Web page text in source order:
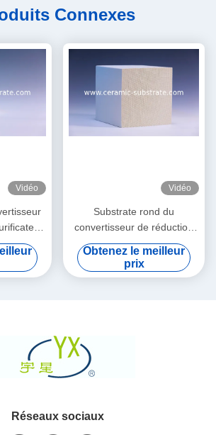
Connexes
Vidéo Vidéo
Substrate rond du
convertisseur de réduction
catalytique sélective
Obtenez le meilleur
prix
Réseaux sociaux